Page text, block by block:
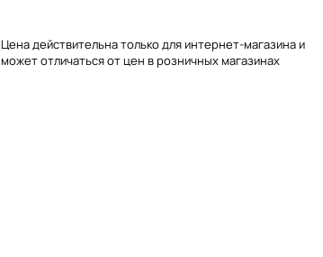
Цена действительна только для интернет-магазина и
может отличаться от цен в розничных магазинах